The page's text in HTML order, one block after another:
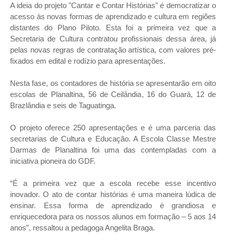
A ideia do projeto "Cantar e Contar Histórias" é democratizar o
acesso às novas formas de aprendizado e cultura em regiões
distantes do Plano Piloto. Esta foi a primeira vez que a
Secretaria de Cultura contratou profissionais dessa área, já
pelas novas regras de contratação artística, com valores pré-
fixados em edital e rodízio para apresentações.
Nesta fase, os contadores de história se apresentarão em oito
escolas de Planaltina, 56 de Ceilândia, 16 do Guará, 12 de
Brazlândia e seis de Taguatinga.
O projeto oferece 250 apresentações e é uma parceria das
secretarias de Cultura e Educação. A Escola Classe Mestre
Darmas de Planaltina foi uma das contempladas com a
iniciativa pioneira do GDF.
“É a primeira vez que a escola recebe esse incentivo
inovador. O ato de contar histórias é uma maneira lúdica de
ensinar. Essa forma de aprendizado é grandiosa e
enriquecedora para os nossos alunos em formação – 5 aos 14
anos”, ressaltou a pedagoga Angelita Braga.